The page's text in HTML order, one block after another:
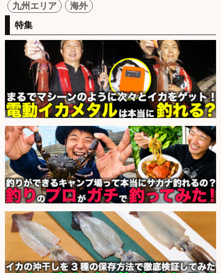
九州エリア
海外
特集